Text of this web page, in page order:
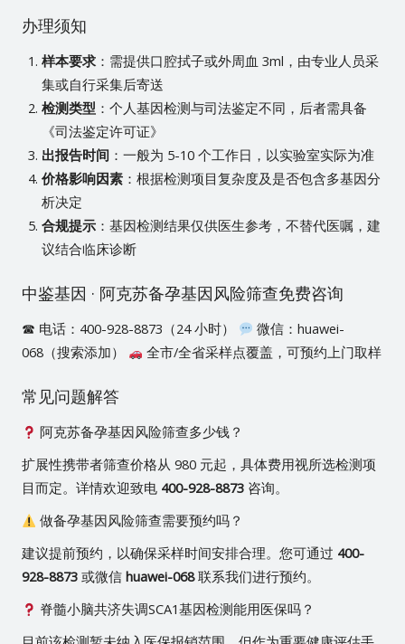
办理须知
样本要求：需提供口腔拭子或外周血 3ml，由专业人员采
集或自行采集后寄送
检测类型 ：个人基因检测与司法鉴定不同，后者需具备
《司法鉴定许可证》
出报告时间：一般为 5-10 个工作日，以实验室实际为准
价格影响因素：根据检测项目复杂度及是否包含多基因分
析决定
合规提示：基因检测结果仅供医生参考，不替代医嘱，建
议结合临床诊断
中鉴基因 · 阿克苏备孕基因风险筛查免费咨询
☎ 电话：400-928-8873（24 小时）
微信：huawei-
068（搜索添加）
全市/全省采样点覆盖，可预约上门取样
常见问题解答
阿克苏备孕基因风险筛查多少钱？
扩展性携带者筛查价格从 980 元起，具体费用视所选检测项
目而定。详情欢迎致电 400-928-8873咨询。
做备孕基因风险筛查需要预约吗？
建议提前预约，以确保采样时间安排合理。您可通过 400-
928-8873或微信 huawei-068联系我们进行预约。
脊髓小脑共济失调SCA1基因检测能用医保吗？